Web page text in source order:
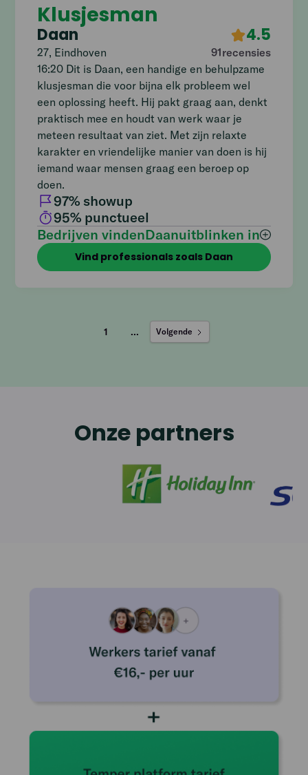
Klusjesman
Daan 4.5
27, Eindhoven 91recensies
16:20 Dit is Daan, een handige en behulpzame
klusjesman die voor bijna elk probleem wel
een oplossing heeft. Hij pakt graag aan, denkt
praktisch mee en houdt van werk waar je
meteen resultaat van ziet. Met zijn relaxte
karakter en vriendelijke manier van doen is hij
iemand waar mensen graag een beroep op
doen.
97% showup
95% punctueel
Bedrijven vindenDaanuitblinken in
Vind professionals zoals Daan
1 ... Volgende
Onze partners